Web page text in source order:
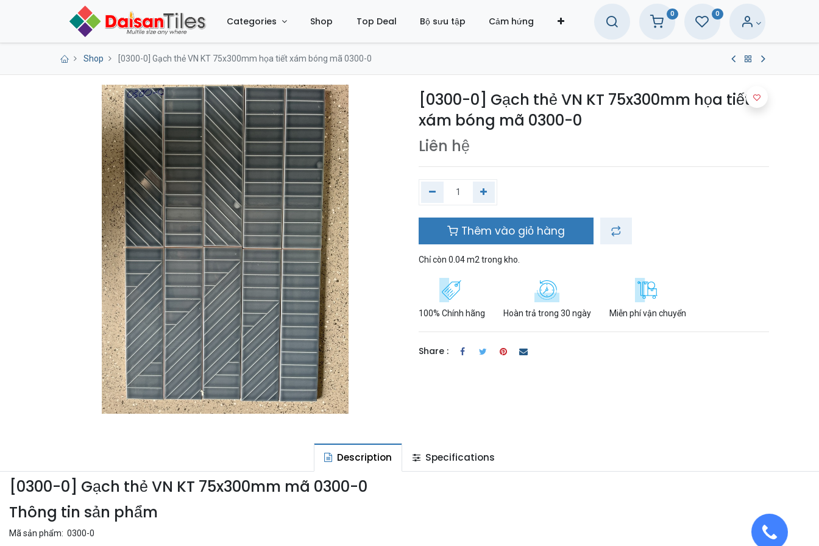
Categories Shop Top Deal Bộ sưu tập Cảm hứng
0 0
Shop [0300-0] Gạch thẻ VN KT 75x300mm họa tiết xám bóng mã 0300-0
[0300-0] Gạch thẻ VN KT 75x300mm họa tiết
xám bóng mã 0300-0
Liên hệ
Thêm vào giỏ hàng
Chỉ còn 0.04 m2 trong kho.
100% Chính hãng Hoàn trả trong 30 ngày Miễn phí vận chuyển
Share :
Description Specifications
[0300-0] Gạch thẻ VN KT 75x300mm mã 0300-0
Thông tin sản phẩm
Mã sản phẩm: 0300-0